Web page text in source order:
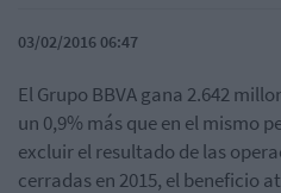
03/02/2016 06:47
El Grupo BBVA gana 2.642
un 0,9% más que en el mismo
excluir el resultado de las
cerradas en 2015, el beneficio